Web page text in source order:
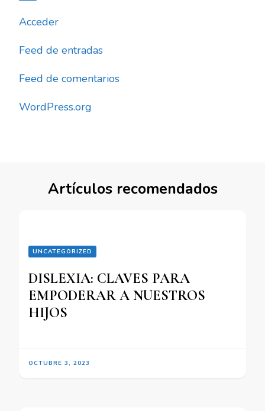
Acceder
Feed de entradas
Feed de comentarios
WordPress.org
Artículos recomendados
UNCATEGORIZED
DISLEXIA: CLAVES PARA
EMPODERAR A NUESTROS
HIJOS
OCTUBRE 3, 2023